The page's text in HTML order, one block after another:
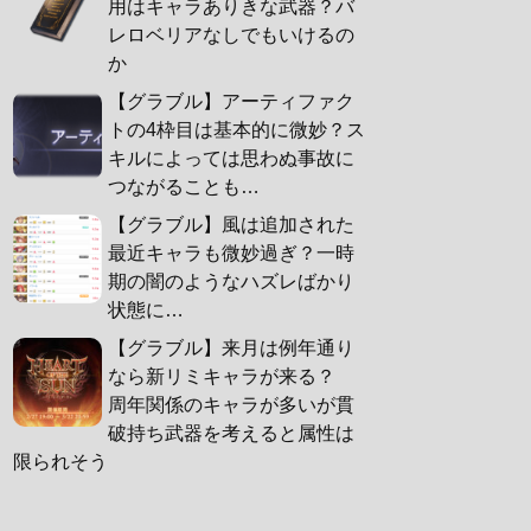
用はキャラありきな武器？バ
レロベリアなしでもいけるの
か
【グラブル】アーティファク
トの4枠目は基本的に微妙？ス
キルによっては思わぬ事故に
つながることも…
【グラブル】風は追加された
最近キャラも微妙過ぎ？一時
期の闇のようなハズレばかり
状態に…
【グラブル】来月は例年通り
なら新リミキャラが来る？
周年関係のキャラが多いが貫
破持ち武器を考えると属性は
限られそう